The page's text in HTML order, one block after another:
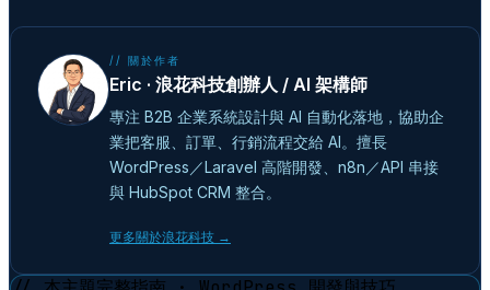
// 關於作者
Eric · 浪花科技創辦人 / AI 架構師
專注 B2B 企業系統設計與 AI 自動化落地，協助企
業把客服、訂單、行銷流程交給 AI。擅長
WordPress／Laravel 高階開發、n8n／API 串接
與 HubSpot CRM 整合。
更多關於浪花科技 →